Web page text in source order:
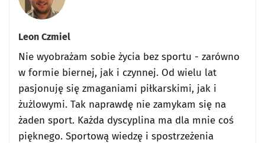
Leon Czmiel
Nie wyobrażam sobie życia bez sportu - zarówno
w formie biernej, jak i czynnej. Od wielu lat
pasjonuję się zmaganiami piłkarskimi, jak i
żużlowymi. Tak naprawdę nie zamykam się na
żaden sport. Każda dyscyplina ma dla mnie coś
pięknego. Sportową wiedzę i spostrzeżenia